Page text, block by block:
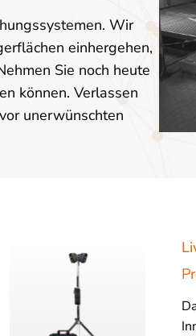
Wir
einhergehen,
Sie noch heute
können. Verlassen
unerwünschten